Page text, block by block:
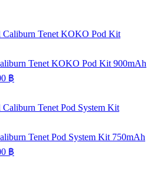
Tenet KOKO Pod Kit 900mAh
฿
Tenet Pod System Kit 750mAh
฿